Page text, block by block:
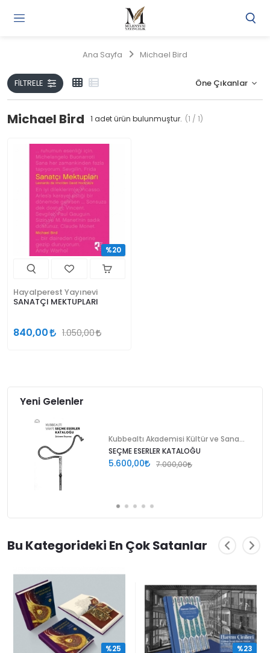
Ana Sayfa Michael Bird
FILTRELE
Michael Bird 1 adet ürün bulunmuştur. (1 / 1)
Hayalperest Yayınevi
SANATÇI MEKTUPLARI
840,00 1.050,00
%20
Yeni Gelenler
SEÇME ESERLER KATALOĞU
5.600,00 7.000,00
Bu Kategorideki En Çok Satanlar
%25 %23